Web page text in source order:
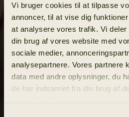
Vi bruger cookies til at tilpasse
annoncer, til at vise dig
at analysere vores trafik. Vi
din brug af vores website med
sociale medier,
analysepartnere. Vores partnere
data med andre oplysninger, du
de har indsamlet fra din brug af